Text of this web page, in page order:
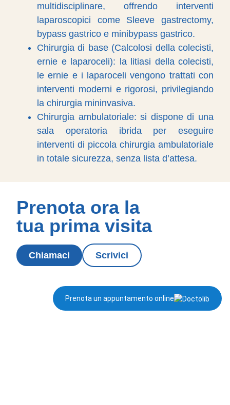
multidisciplinare, offrendo interventi
laparoscopici come Sleeve gastrectomy,
bypass gastrico e minibypass gastrico.
Chirurgia di base (Calcolosi della colecisti,
ernie e laparoceli): la litiasi della colecisti,
le ernie e i laparoceli vengono trattati con
interventi moderni e rigorosi, privilegiando
la chirurgia mininvasiva.
Chirurgia ambulatoriale: si dispone di una
sala operatoria ibrida per eseguire
interventi di piccola chirurgia ambulatoriale
in totale sicurezza, senza lista d’attesa.
Prenota ora la
tua prima visita
Chiamaci Scrivici
Prenota un appuntamento online